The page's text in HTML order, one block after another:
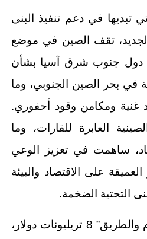
تبديها في دعم تنفيذ البنى
الجديد، تقف الصين في موضع
دول جنوب شرق آسيا بشأن
في بحر الصين الجنوبي، وما
ومكامن وقود أحفوري.
العابرة للقارات، وما
ساهمت في تعزيز الوعي
على الاقتصاد والبيئة
التحتية الضخمة.
تبلغ قيمة مبادرة “الحزام والطريق” 8 تريليونات دولار،